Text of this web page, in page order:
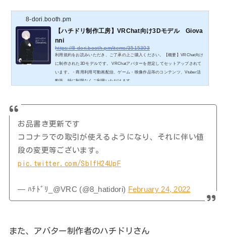
8-dori.booth.pm
【ハチドリ制作工房】VRChat向け3Dモデル Giova
nni
https://8-dori.booth.pm/items/3515303
利用規約をお読みいただき、ご了承の上ご購入ください。【概要】VRChat向け
に制作された3Dモデルです。 VRChatアバターを想定してセットアップされて
います。・商用利用可動画配信、ゲーム・映像作品等のコンテンツ、Vtuber活
動等、特に制限なくご利用いただけます。
お品書き更新です
ココナラでの取引が使えるようになり、それに伴い値
段の変更等ございます。
pic.twitter.com/SblfH24UpF
— ﾊﾁﾄﾞﾘ_@VRC (@8_hatidori) February 24, 2022
また、アバター制作者のハチドリさん